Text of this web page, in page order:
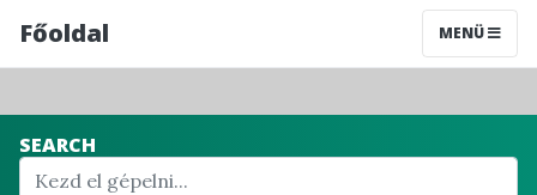
Főoldal MENÜ
SEARCH